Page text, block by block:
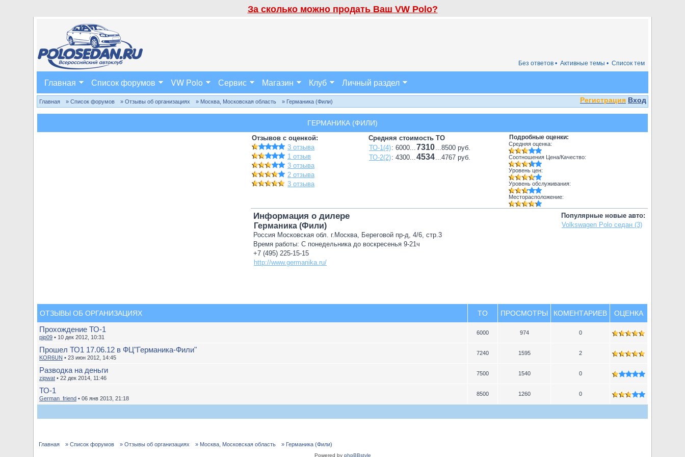
За сколько можно продать Ваш VW Polo?
Список тем
Активные темы •
Без ответов •
Главная Список форумов VW Polo Сервис Магазин Клуб Личный раздел
Регистрация Вход
Главная » Список форумов » Отзывы об организациях » Москва, Московская область » Германика (Фили)
ГЕРМАНИКА (ФИЛИ)
Отзывов с оценкой:
3 отзыва
1 отзыв
3 отзыва
2 отзыва
3 отзыва
Средняя стоимость ТО
ТО-1(4): 6000...7310...8500 руб.
ТО-2(2): 4300...4534...4767 руб.
Подробные оценки:
Средняя оценка:
Соотношения Цена/Качество:
Уровень цен:
Уровень обслуживания:
Месторасположение:
Популярные новые авто:
Volkswagen Polo седан (3)
Информация о дилере
Германика (Фили)
Россия Московская обл. г.Москва, Береговой пр-д, 4/6, стр.3
Время работы: С понедельника до воскресенья 9-21ч
+7 (495) 225-15-15
http://www.germanika.ru/
ОТЗЫВЫ ОБ ОРГАНИЗАЦИЯХ TO ПРОСМОТРЫ КОМЕНТАРИЕВ ОЦЕНКА
Прохождение ТО-1
pip09 • 10 дек 2012, 10:31
6000 974 0
Прошел ТО1 17.06.12 в ФЦ"Германика-Фили"
KOR6UN • 23 июн 2012, 14:45
7240 1595 2
Разводка на деньги
zipwat • 22 дек 2014, 11:46
7500 1540 0
ТО-1
German_friend • 06 янв 2013, 21:18
8500 1260 0
Главная » Список форумов » Отзывы об организациях » Москва, Московская область » Германика (Фили)
Powered by phpBBstyle